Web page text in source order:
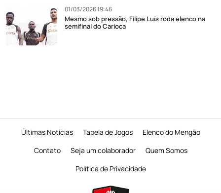
01/03/2026 19:46
Mesmo sob pressão, Filipe Luís roda elenco na
semifinal do Carioca
Últimas Notícias Tabela de Jogos
Elenco do Mengão
Contato
Seja um colaborador
Quem Somos
Política de Privacidade